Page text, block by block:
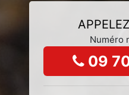
Numéro
09